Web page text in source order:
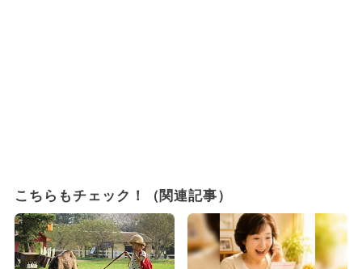
こちらもチェック！（関連記事）